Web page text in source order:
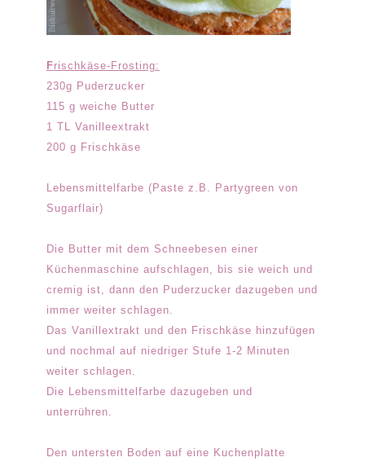
Frischkäse-Frosting:
230g Puderzucker
115 g weiche Butter
1 TL Vanilleextrakt
200 g Frischkäse
Lebensmittelfarbe (Paste z.B. Partygreen von
Sugarflair)
Die Butter mit dem Schneebesen einer
Küchenmaschine aufschlagen, bis sie weich und
cremig ist, dann den Puderzucker dazugeben und
immer weiter schlagen.
Das Vanillextrakt und den Frischkäse hinzufügen
und nochmal auf niedriger Stufe 1-2 Minuten
weiter schlagen.
Die Lebensmittelfarbe dazugeben und
unterrühren.
Den untersten Boden auf eine Kuchenplatte